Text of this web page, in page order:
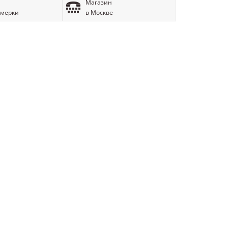
Магазин
в Москве